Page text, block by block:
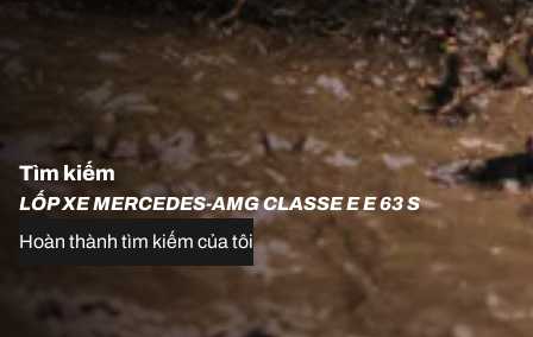
Tìm kiếm
LỐP XE MERCEDES-AMG CLASSE E E 63 S
Hoàn thành tìm kiếm của tôi